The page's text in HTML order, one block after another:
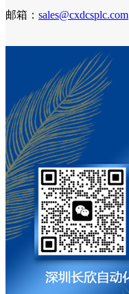
邮箱： sales@cxdcsplc.com